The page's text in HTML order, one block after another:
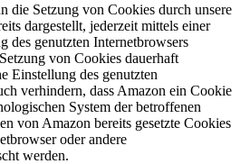
die Setzung von Cookies durch unsere
dargestellt, jederzeit mittels einer
des genutzten Internetbrowsers
von Cookies dauerhaft
Einstellung des genutzten
verhindern, dass Amazon ein Cookie
System der betroffenen
von Amazon bereits gesetzte Cookies
oder andere
werden.